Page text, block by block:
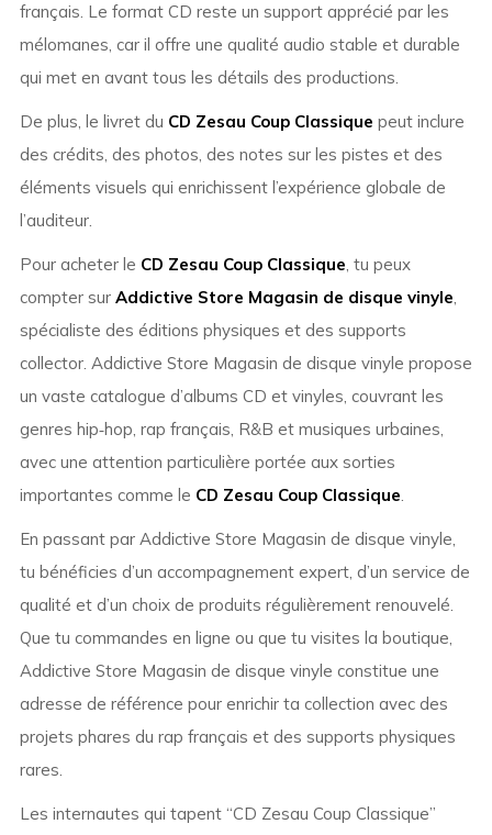
français. Le format CD reste un support apprécié par les
mélomanes, car il offre une qualité audio stable et durable
qui met en avant tous les détails des productions.
De plus, le livret du CD Zesau Coup Classique peut inclure
des crédits, des photos, des notes sur les pistes et des
éléments visuels qui enrichissent l’expérience globale de
l’auditeur.
Pour acheter le CD Zesau Coup Classique, tu peux
compter sur Addictive Store Magasin de disque vinyle,
spécialiste des éditions physiques et des supports
collector. Addictive Store Magasin de disque vinyle propose
un vaste catalogue d’albums CD et vinyles, couvrant les
genres hip‑hop, rap français, R&B et musiques urbaines,
avec une attention particulière portée aux sorties
importantes comme le CD Zesau Coup Classique.
En passant par Addictive Store Magasin de disque vinyle,
tu bénéficies d’un accompagnement expert, d’un service de
qualité et d’un choix de produits régulièrement renouvelé.
Que tu commandes en ligne ou que tu visites la boutique,
Addictive Store Magasin de disque vinyle constitue une
adresse de référence pour enrichir ta collection avec des
projets phares du rap français et des supports physiques
rares.
Les internautes qui tapent “CD Zesau Coup Classique”